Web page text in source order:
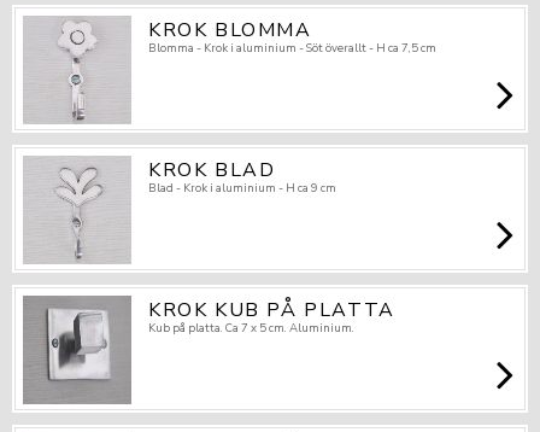
KROK BLOMMA
Blomma - Krok i aluminium - Söt överallt - H ca 7,5 cm
KROK BLAD
Blad - Krok i aluminium - H ca 9 cm
KROK KUB PÅ PLATTA
Kub på platta. Ca 7 x 5 cm. Aluminium.